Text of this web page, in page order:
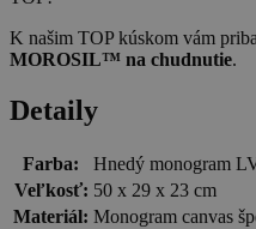
K našim TOP kúskom vám
MOROSIL™ na chudnutie.
Detaily
Farba:
Hnedý monogram
Veľkosť: 50 x 29 x 23 cm
Materiál: Monogram canvas